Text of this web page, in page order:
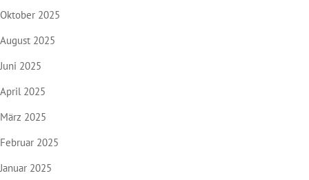
Oktober 2025
August 2025
Juni 2025
April 2025
März 2025
Februar 2025
Januar 2025